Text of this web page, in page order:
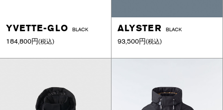
YVETTE-GLO BLACK
184,800円(税込)
ALYSTER BLACK
93,500円(税込)